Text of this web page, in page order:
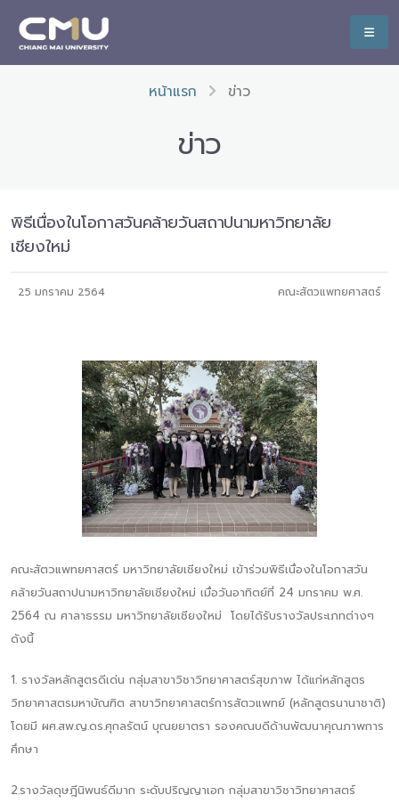
หน้าแรก ข่าว
ข่าว
พิธีเนื่องในโอกาสวันคล้ายวันสถาปนามหาวิทยาลัย
เชียงใหม่
25 มกราคม 2564 คณะสัตวแพทยศาสตร์
คณะสัตวแพทยศาสตร์ มหาวิทยาลัยเชียงใหม่ เข้าร่วมพิธีเนื่องในโอกาสวัน
คล้ายวันสถาปนามหาวิทยาลัยเชียงใหม่ เมื่อวันอาทิตย์ที่ 24 มกราคม พ.ศ.
2564 ณ ศาลาธรรม มหาวิทยาลัยเชียงใหม่ โดยได้รับรางวัลประเภทต่างๆ
ดังนี้
1. รางวัลหลักสูตรดีเด่น กลุ่มสาขาวิชาวิทยาศาสตร์สุขภาพ ได้แก่หลักสูตร
วิทยาศาสตรมหาบัณฑิต สาขาวิทยาศาสตร์การสัตวแพทย์ (หลักสูตรนานาชาติ)
โดยมี ผศ.สพ.ญ.ดร.ศุกลรัตน์ บุณยยาตรา รองคณบดีด้านพัฒนาคุณภาพการ
ศึกษา
2.รางวัลดุษฎีนิพนธ์ดีมาก ระดับปริญญาเอก กลุ่มสาขาวิชาวิทยาศาสตร์